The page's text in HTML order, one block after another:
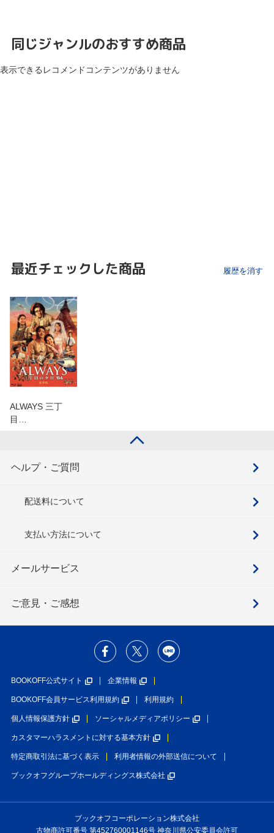
同じジャンルのおすすめ商品
表示できるレコメンドコンテンツがありません
最近チェックした商品 履歴を消す
ALWAYS 三丁
目…
ヘルプ・ご質問
配送料について
支払い方法について
メールサービス
ご意見・ご感想
BOOKOFF公式サイト 企業情報
BOOKOFF会員サービス利用規約 利用規約
個人情報保護方針 ソーシャルメディアポリシー
カスタマーハラスメントに対する基本方針
特定商取引法に基づく表示 利用者情報の外部送信について
ブックオフグループホールディングス株式会社
ブックオフコーポレーション株式会社
古物商許可番号 第452760001146号 神奈川県公安委員会許可